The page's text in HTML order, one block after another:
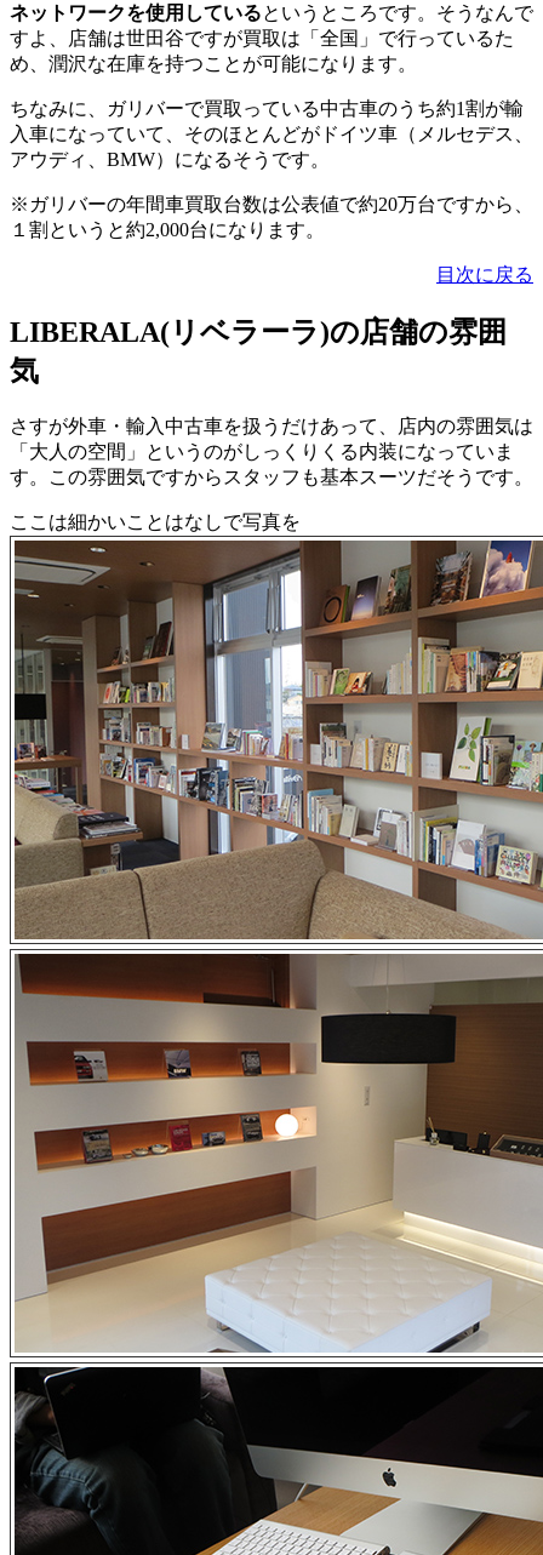
ネットワークを使用しているというところです。そうなんで
すよ、店舗は世田谷ですが買取は「全国」で行っているた
め、潤沢な在庫を持つことが可能になります。
ちなみに、ガリバーで買取っている中古車のうち約1割が輸
入車になっていて、そのほとんどがドイツ車（メルセデス、
アウディ、BMW）になるそうです。
※ガリバーの年間車買取台数は公表値で約20万台ですから、
１割というと約2,000台になります。
目次に戻る
LIBERALA(リベラーラ)の店舗の雰囲
気
さすが外車・輸入中古車を扱うだけあって、店内の雰囲気は
「大人の空間」というのがしっくりくる内装になっていま
す。この雰囲気ですからスタッフも基本スーツだそうです。
ここは細かいことはなしで写真を